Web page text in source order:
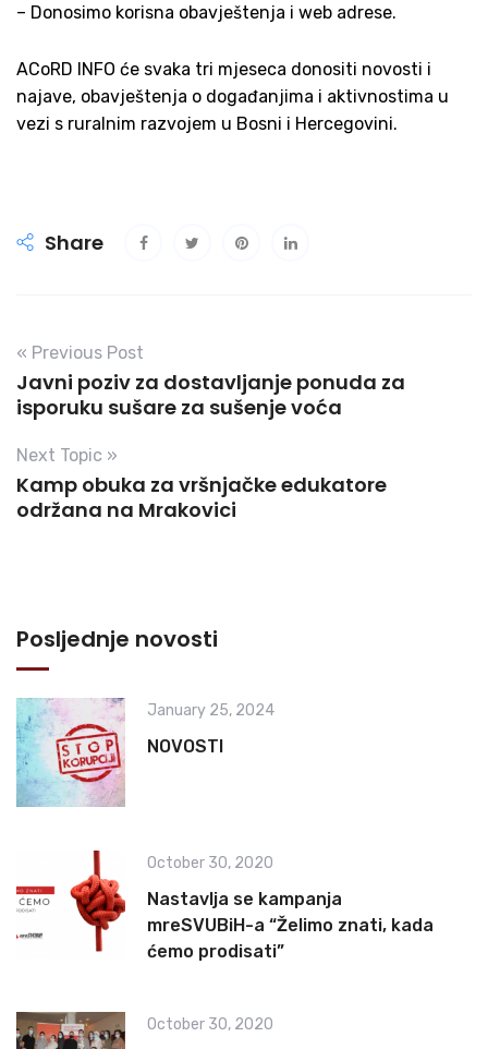
– Donosimo korisna obavještenja i web adrese.
ACoRD INFO će svaka tri mjeseca donositi novosti i
najave, obav­ještenja o događanjima i aktivnostima u
vezi s ruralnim razvojem u Bosni i Hercegovini.
Share
« Previous Post
Javni poziv za dostavljanje ponuda za
isporuku sušare za sušenje voća
Next Topic »
Kamp obuka za vršnjačke edukatore
održana na Mrakovici
Posljednje novosti
January 25, 2024
NOVOSTI
October 30, 2020
Nastavlja se kampanja
mreSVUBiH-a “Želimo znati, kada
ćemo prodisati”
October 30, 2020